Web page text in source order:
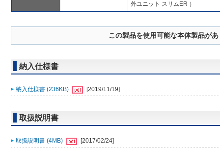
外ユニット スリムER ）
この製品を使用可能な本体製品が
納入仕様書
納入仕様書 (236KB) [2019/11/19]
取扱説明書
取扱説明書 (4MB) [2017/02/24]